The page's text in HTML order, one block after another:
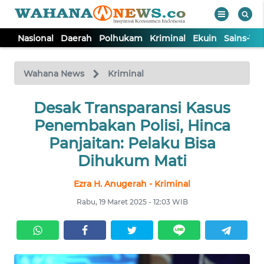
Nasional Daerah Polhukam Kriminal Ekuin Sains-
Wahana News Kriminal
Desak Transparansi Kasus
Penembakan Polisi, Hinca
Panjaitan: Pelaku Bisa
Dihukum Mati
Ezra H. Anugerah - Kriminal
Rabu, 19 Maret 2025 - 12:03 WIB
TV
Tutup
NASIONAL
DAERAH
EKUIN